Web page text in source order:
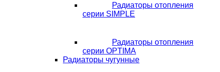
Радиаторы отопления
серии SIMPLE
Радиаторы отопления
серии OPTIMA
Радиаторы чугунные